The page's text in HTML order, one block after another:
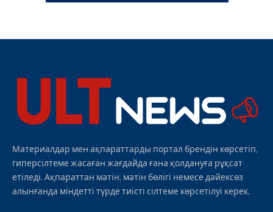
Материалдар мен ақпараттарды портал брендін көрсетіп,
гиперсілтеме жасаған жағдайда ғана қолдануға рұқсат
етіледі. Ақпараттан мәтін, мәтін бөлігі немесе дәйексөз
алынғанда міндетті түрде тиісті сілтеме көрсетілуі керек.